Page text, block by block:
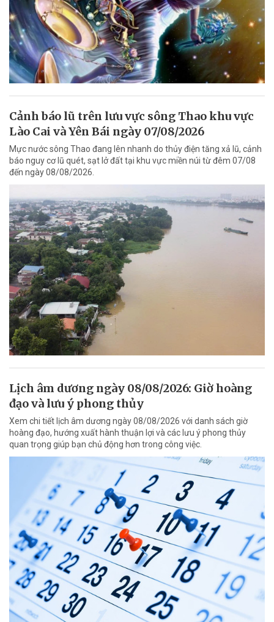
Cảnh báo lũ trên lưu vực sông Thao khu vực
Lào Cai và Yên Bái ngày 07/08/2026
Mực nước sông Thao đang lên nhanh do thủy điện tăng xả lũ, cảnh
báo nguy cơ lũ quét, sạt lở đất tại khu vực miền núi từ đêm 07/08
đến ngày 08/08/2026.
Lịch âm dương ngày 08/08/2026: Giờ hoàng
đạo và lưu ý phong thủy
Xem chi tiết lịch âm dương ngày 08/08/2026 với danh sách giờ
hoàng đạo, hướng xuất hành thuận lợi và các lưu ý phong thủy
quan trọng giúp bạn chủ động hơn trong công việc.